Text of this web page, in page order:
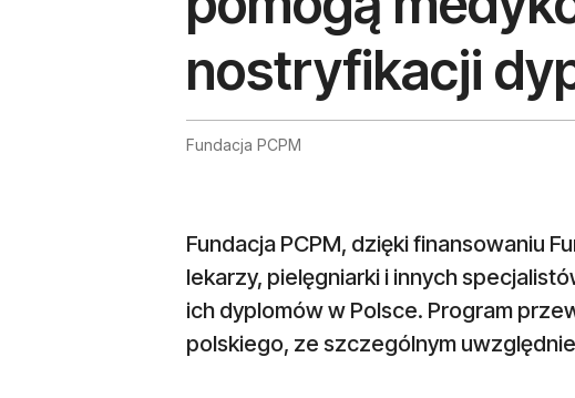
nostryfikacji
Fundacja PCPM
Fundacja PCPM, dzięki finansowaniu
lekarzy, pielęgniarki i innych
ich dyplomów w Polsce. Program
polskiego, ze szczególnym